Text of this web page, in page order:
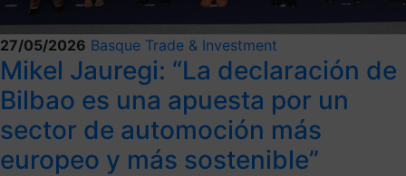
27/05/2026 Basque Trade & Investment
Mikel Jauregi: “La declaración de
Bilbao es una apuesta por un
sector de automoción más
europeo y más sostenible”